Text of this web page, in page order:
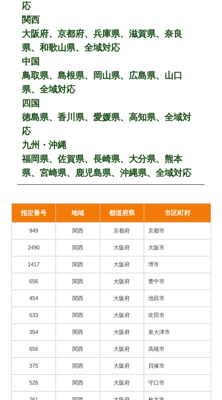
応
関西
大阪府、京都府、兵庫県、滋賀県、奈良
県、和歌山県、全域対応
中国
鳥取県、島根県、岡山県、広島県、山口
県、全域対応
四国
徳島県、香川県、愛媛県、高知県、全域対
応
九州・沖縄
福岡県、佐賀県、長崎県、大分県、熊本
県、宮崎県、鹿児島県、沖縄県、全域対応
指定番号 地域 都道府県 市区町村
949 関西 京都府 京都市
2490 関西 大阪府 大阪市
1417 関西 大阪府 堺市
656 関西 大阪府 豊中市
454 関西 大阪府 池田市
633 関西 大阪府 吹田市
354 関西 大阪府 泉大津市
656 関西 大阪府 高槻市
375 関西 大阪府 貝塚市
526 関西 大阪府 守口市